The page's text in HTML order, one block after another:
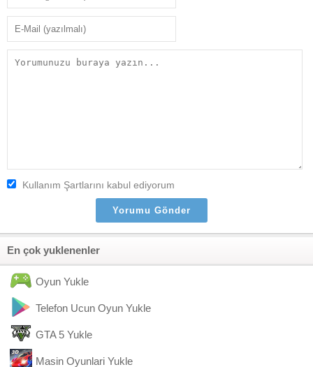
Kullanım Şartlarını kabul ediyorum
En çok yuklenenler
Oyun Yukle
Telefon Ucun Oyun Yukle
GTA 5 Yukle
Masin Oyunlari Yukle